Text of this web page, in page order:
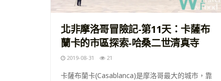
北非摩洛哥冒險記-第11天：卡薩布
蘭卡的市區探索-哈桑二世清真寺
2019-08-31 21
卡薩布蘭卡(Casablanca)是摩洛哥最大的城市，靠